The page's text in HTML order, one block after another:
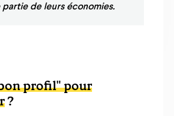
de leurs économies.
profil" pour
?